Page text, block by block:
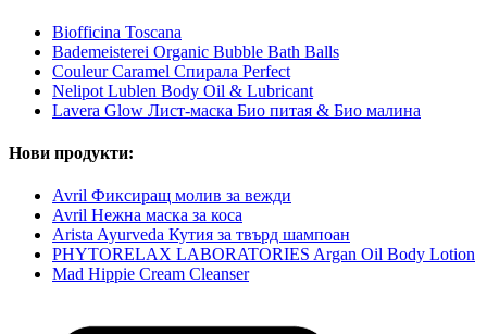
Biofficina Toscana
Bademeisterei Organic Bubble Bath Balls
Couleur Caramel Спирала Perfect
Nelipot Lublen Body Oil & Lubricant
Lavera Glow Лист-маска Био питая & Био малина
Нови продукти:
Avril Фиксиращ молив за вежди
Avril Нежна маска за коса
Arista Ayurveda Кутия за твърд шампоан
PHYTORELAX LABORATORIES Argan Oil Body Lotion
Mad Hippie Cream Cleanser